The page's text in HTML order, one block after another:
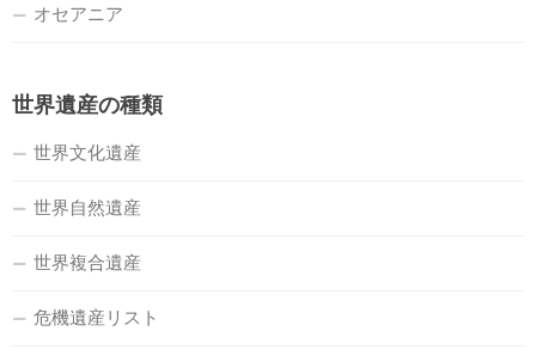
オセアニア
世界遺産の種類
世界文化遺産
世界自然遺産
世界複合遺産
危機遺産リスト